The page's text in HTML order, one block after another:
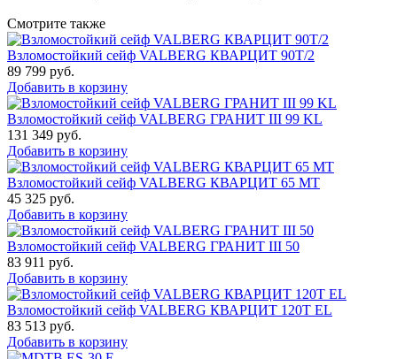
Смотрите также
Взломостойкий сейф VALBERG КВАРЦИТ 90Т/2
89 799 руб.
Добавить в корзину
Взломостойкий сейф VALBERG ГРАНИТ III 99 KL
131 349 руб.
Добавить в корзину
Взломостойкий сейф VALBERG КВАРЦИТ 65 МТ
45 325 руб.
Добавить в корзину
Взломостойкий сейф VALBERG ГРАНИТ III 50
83 911 руб.
Добавить в корзину
Взломостойкий сейф VALBERG КВАРЦИТ 120Т EL
83 513 руб.
Добавить в корзину